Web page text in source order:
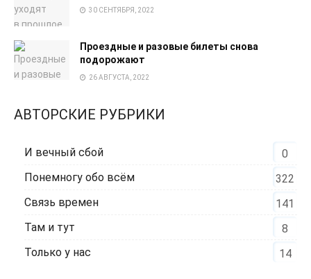
30 СЕНТЯБРЯ, 2022
Проездные и разовые билеты снова
подорожают
26 АВГУСТА, 2022
АВТОРСКИЕ РУБРИКИ
И вечный сбой
0
Понемногу обо всём
322
Связь времен
141
Там и тут
8
Только у нас
14